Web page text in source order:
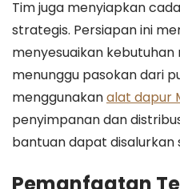
Tim juga menyiapkan
strategis. Persiapan ini
menyesuaikan
menunggu pasokan dari
menggunakanalat dapur
penyimpanan dan
bantuan dapat